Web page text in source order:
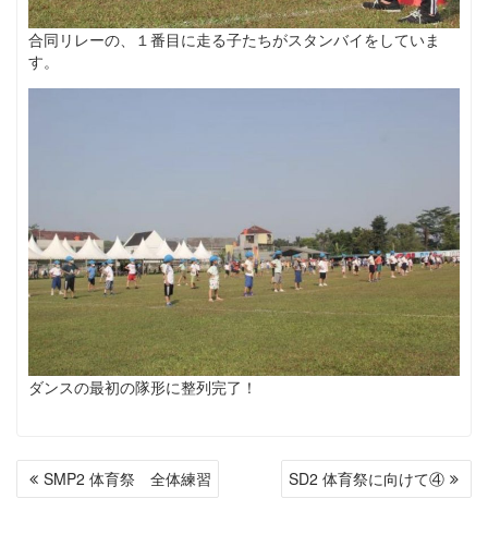
合同リレーの、１番目に走る子たちがスタンバイをしていま
す。
ダンスの最初の隊形に整列完了！
投
稿
SMP2 体育祭 全体練習 SD2 体育祭に向けて④